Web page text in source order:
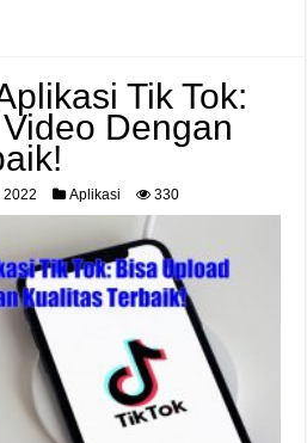
Tik Tok:
Dengan
2022 Aplikasi 330